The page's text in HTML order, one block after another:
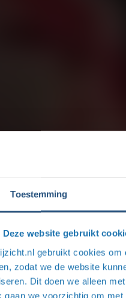
Toestemming
Deze website gebruikt
gebruikt cookies
zodat we de website
Dit doen we alleen
gaan we voorzichtig om